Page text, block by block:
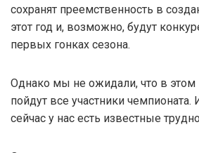
сохранят преемственность в
этот год и, возможно, будут
первых гонках сезона.
Однако мы не ожидали, что в этом
пойдут все участники
сейчас у нас есть известные